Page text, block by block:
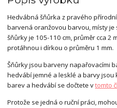
Hedvábná šňůrka z pravého
barvená oranžovou barvou, místy je
šňůrky je 105-110 cm, průměr cca 2
protáhnou i dírkou o průměru 1 mm.
Šňůrky jsou barveny napařovacími
hedvábí jemné a lesklé a barvy jsou
barev a hedvábí se dočtete vtomto
Protože se jedná o ruční práci,